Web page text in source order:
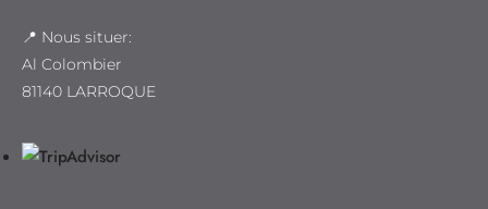
📍 Nous situer:
Al Colombier
81140 LARROQUE